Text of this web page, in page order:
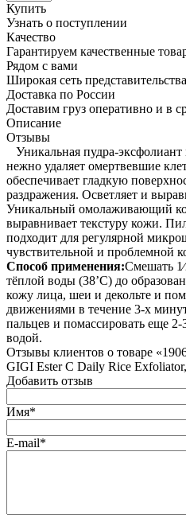
Купить
Узнать о поступлении
Качество
Гарантируем качественные
Рядом с вами
Широкая сеть представительства
Доставка по России
Доставим груз оперативно и в
Описание
Отзывы
Уникальная пудра-
нежно удаляет омертвевшие
обеспечивает гладкую
раздражения. Осветляет и
Уникальный омолаживающий
выравнивает текстуру кожи.
подходит для регулярной
чувствительной и проблемной
Способ применения:Смешать
тёплой воды (38’С) до
кожу лица, шеи и декольте и
движениями в течение 3-х
пальцев и помассировать еще
водой.
Отзывы клиентов о товаре
GIGI Ester C Daily Rice
Добавить отзыв
Имя*
E-mail*